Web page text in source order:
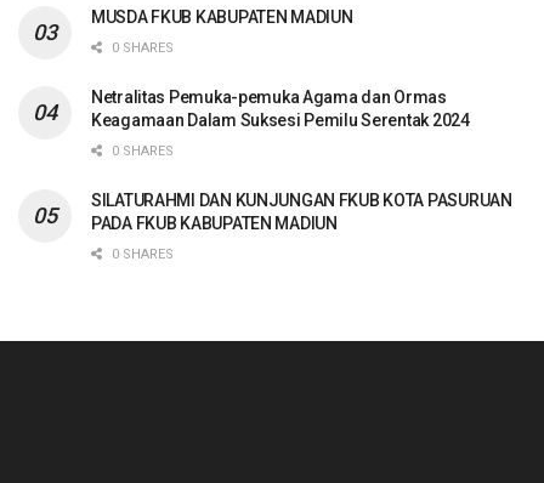
MUSDA FKUB KABUPATEN MADIUN
0 SHARES
Netralitas Pemuka-pemuka Agama dan Ormas
Keagamaan Dalam Suksesi Pemilu Serentak 2024
0 SHARES
SILATURAHMI DAN KUNJUNGAN FKUB KOTA PASURUAN
PADA FKUB KABUPATEN MADIUN
0 SHARES